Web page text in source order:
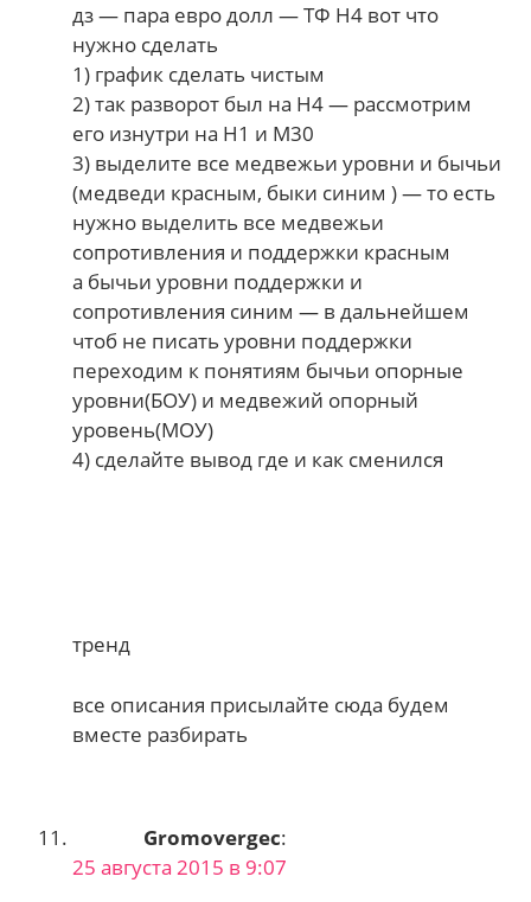
дз — пара евро долл — ТФ Н4 вот что
нужно сделать
1) график сделать чистым
2) так разворот был на Н4 — рассмотрим
его изнутри на Н1 и М30
3) выделите все медвежьи уровни и бычьи
(медведи красным, быки синим ) — то есть
нужно выделить все медвежьи
сопротивления и поддержки красным
а бычьи уровни поддержки и
сопротивления синим — в дальнейшем
чтоб не писать уровни поддержки
переходим к понятиям бычьи опорные
уровни(БОУ) и медвежий опорный
уровень(МОУ)
4) сделайте вывод где и как сменился
тренд
все описания присылайте сюда будем
вместе разбирать
Gromovergec:
25 августа 2015 в 9:07